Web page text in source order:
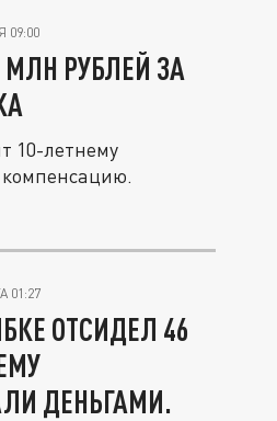
09:00
РУБЛЕЙ ЗА
10-летнему
01:27
ОТСИДЕЛ 46
ДЕНЬГАМИ.